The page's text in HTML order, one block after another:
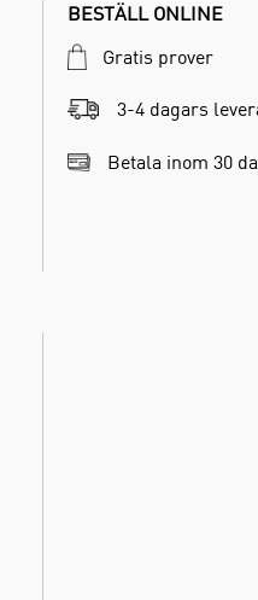
BESTÄLL ONLINE
Gratis prover
3-4 dagars
Betala inom 30